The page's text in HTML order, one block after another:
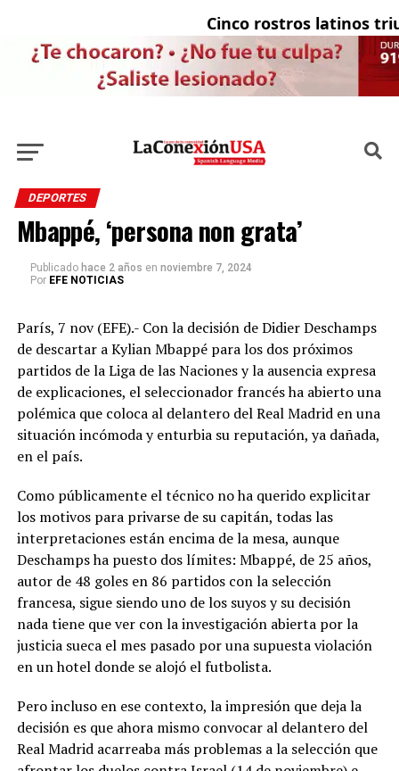
Cinco rostros latinos
DEPORTES
Mbappé, ‘persona non grata’
Publicado hace 2 años en noviembre 7, 2024
Por EFE NOTICIAS
París, 7 nov (EFE).- Con la decisión de Didier Deschamps
de descartar a Kylian Mbappé para los dos próximos
partidos de la Liga de las Naciones y la ausencia expresa
de explicaciones, el seleccionador francés ha abierto una
polémica que coloca al delantero del Real Madrid en una
situación incómoda y enturbia su reputación, ya dañada,
en el país.
Como públicamente el técnico no ha querido explicitar
los motivos para privarse de su capitán, todas las
interpretaciones están encima de la mesa, aunque
Deschamps ha puesto dos límites: Mbappé, de 25 años,
autor de 48 goles en 86 partidos con la selección
francesa, sigue siendo uno de los suyos y su decisión
nada tiene que ver con la investigación abierta por la
justicia sueca el mes pasado por una supuesta violación
en un hotel donde se alojó el futbolista.
Pero incluso en ese contexto, la impresión que deja la
decisión es que ahora mismo convocar al delantero del
Real Madrid acarreaba más problemas a la selección que